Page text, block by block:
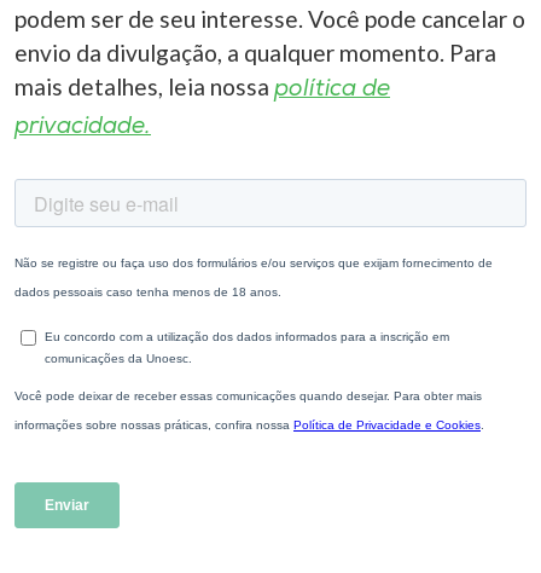
podem ser de seu interesse. Você pode cancelar o
envio da divulgação, a qualquer momento. Para
mais detalhes, leia nossa política de
privacidade.